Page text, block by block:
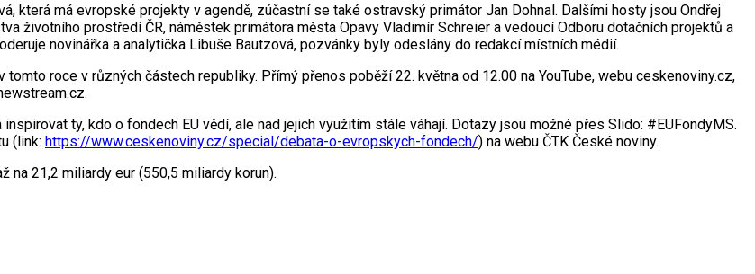
která má evropské projekty v agendě, zúčastní se také ostravský primátor Jan Dohnal. Dalšími hosty jsou Ondřej
životního prostředí ČR, náměstek primátora města Opavy Vladimír Schreier a vedoucí Odboru dotačních projektů a
novinářka a analytička Libuše Bautzová, pozvánky byly odeslány do redakcí místních médií.
roce v různých částech republiky. Přímý přenos poběží 22. května od 12.00 na YouTube, webu ceskenoviny.cz,
a newstream.cz.
ty, kdo o fondech EU vědí, ale nad jejich využitím stále váhají. Dotazy jsou možné přes Slido: #EUFondyMS.
(link: https://www.ceskenoviny.cz/special/debata-o-evropskych-fondech/) na webu ČTK České noviny.
21,2 miliardy eur (550,5 miliardy korun).